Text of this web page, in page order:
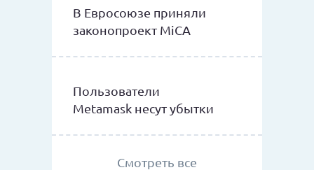
В Евросоюзе приняли
законопроект MiCA
Пользователи
Metamask несут убытки
Смотреть все